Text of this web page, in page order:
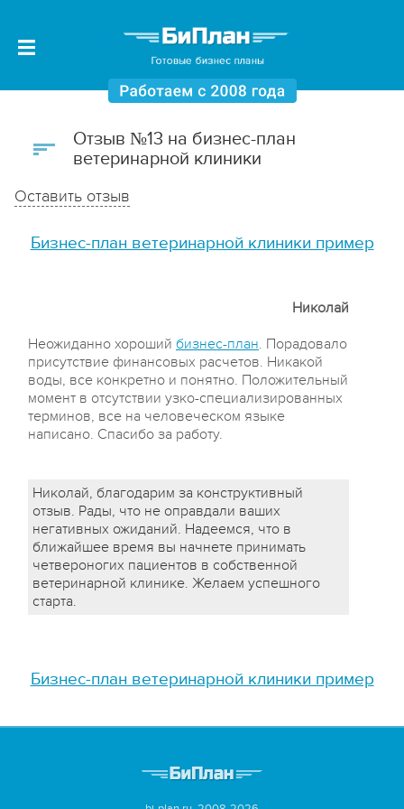
Отзыв №13 на бизнес-план
ветеринарной клиники
Оставить отзыв
Бизнес-план ветеринарной клиники пример
Николай
Неожиданно хороший бизнес-план. Порадовало
присутствие финансовых расчетов. Никакой
воды, все конкретно и понятно. Положительный
момент в отсутствии узко-специализированных
терминов, все на человеческом языке
написано. Спасибо за работу.
Николай, благодарим за конструктивный
отзыв. Рады, что не оправдали ваших
негативных ожиданий. Надеемся, что в
ближайшее время вы начнете принимать
четвероногих пациентов в собственной
ветеринарной клинике. Желаем успешного
старта.
Бизнес-план ветеринарной клиники пример